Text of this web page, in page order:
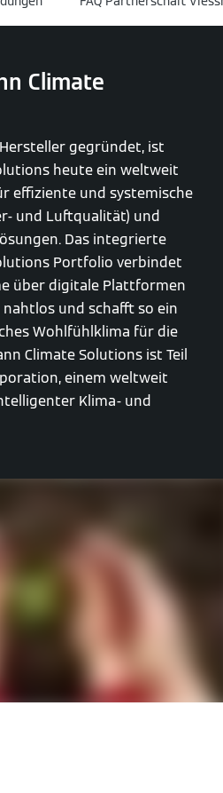
Climate
gegründet, ist
heute ein weltweit
effiziente und systemische
und Luftqualität) und
Das integrierte
Portfolio verbindet
über digitale Plattformen
und schafft so ein
Wohlfühlklima für die
Climate Solutions ist Teil
einem weltweit
Klima- und